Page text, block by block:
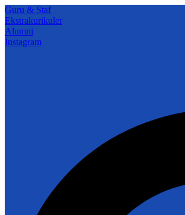
Guru & Staf
Ekstrakurikuler
Alumni
Instagram